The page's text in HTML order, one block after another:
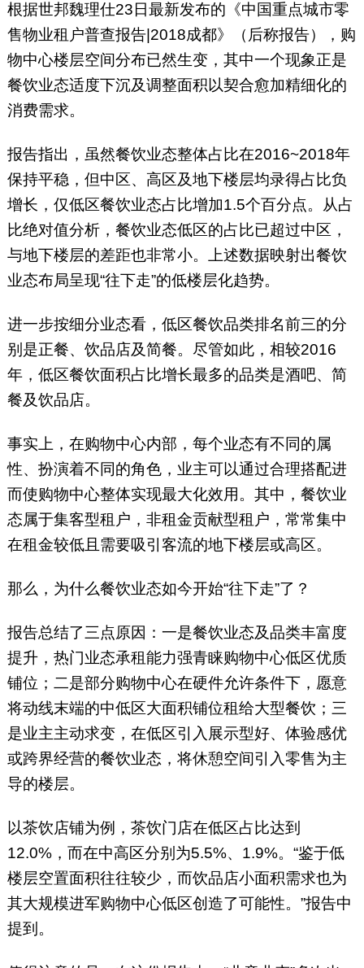
根据世邦魏理仕23日最新发布的《中国重点城市零
售物业租户普查报告|2018成都》（后称报告），购
物中心楼层空间分布已然生变，其中一个现象正是
餐饮业态适度下沉及调整面积以契合愈加精细化的
消费需求。
报告指出，虽然餐饮业态整体占比在2016~2018年
保持平稳，但中区、高区及地下楼层均录得占比负
增长，仅低区餐饮业态占比增加1.5个百分点。从占
比绝对值分析，餐饮业态低区的占比已超过中区，
与地下楼层的差距也非常小。上述数据映射出餐饮
业态布局呈现“往下走”的低楼层化趋势。
进一步按细分业态看，低区餐饮品类排名前三的分
别是正餐、饮品店及简餐。尽管如此，相较2016
年，低区餐饮面积占比增长最多的品类是酒吧、简
餐及饮品店。
事实上，在购物中心内部，每个业态有不同的属
性、扮演着不同的角色，业主可以通过合理搭配进
而使购物中心整体实现最大化效用。其中，餐饮业
态属于集客型租户，非租金贡献型租户，常常集中
在租金较低且需要吸引客流的地下楼层或高区。
那么，为什么餐饮业态如今开始“往下走”了？
报告总结了三点原因：一是餐饮业态及品类丰富度
提升，热门业态承租能力强青睐购物中心低区优质
铺位；二是部分购物中心在硬件允许条件下，愿意
将动线末端的中低区大面积铺位租给大型餐饮；三
是业主主动求变，在低区引入展示型好、体验感优
或跨界经营的餐饮业态，将休憩空间引入零售为主
导的楼层。
以茶饮店铺为例，茶饮门店在低区占比达到
12.0%，而在中高区分别为5.5%、1.9%。“鉴于低
楼层空置面积往往较少，而饮品店小面积需求也为
其大规模进军购物中心低区创造了可能性。”报告中
提到。